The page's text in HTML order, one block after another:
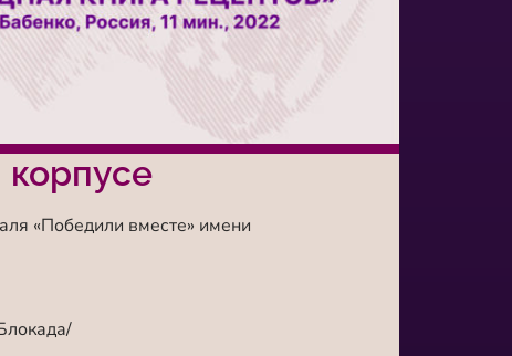
«Победили вместе» имени